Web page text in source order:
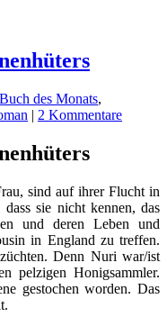
Buch des Monats,
| 2 Kommentare
sind auf ihrer Flucht in
sie nicht kennen, das
und deren Leben und
in England zu treffen.
Denn Nuri war/ist
pelzigen Honigsammler.
gestochen worden. Das